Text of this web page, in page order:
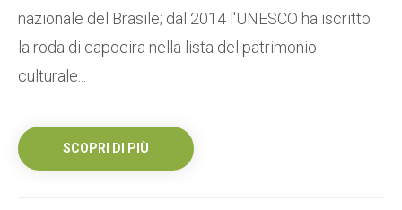
nazionale del Brasile; dal 2014 l'UNESCO ha iscritto
la roda di capoeira nella lista del patrimonio
culturale...
SCOPRI DI PIÙ